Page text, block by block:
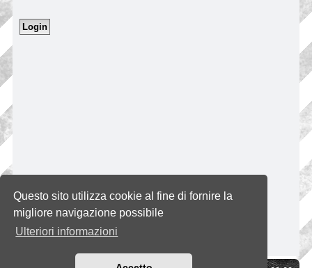
Questo sito utilizza cookie al fine di fornire la
migliore navigazione possibile
Ulteriori informazioni